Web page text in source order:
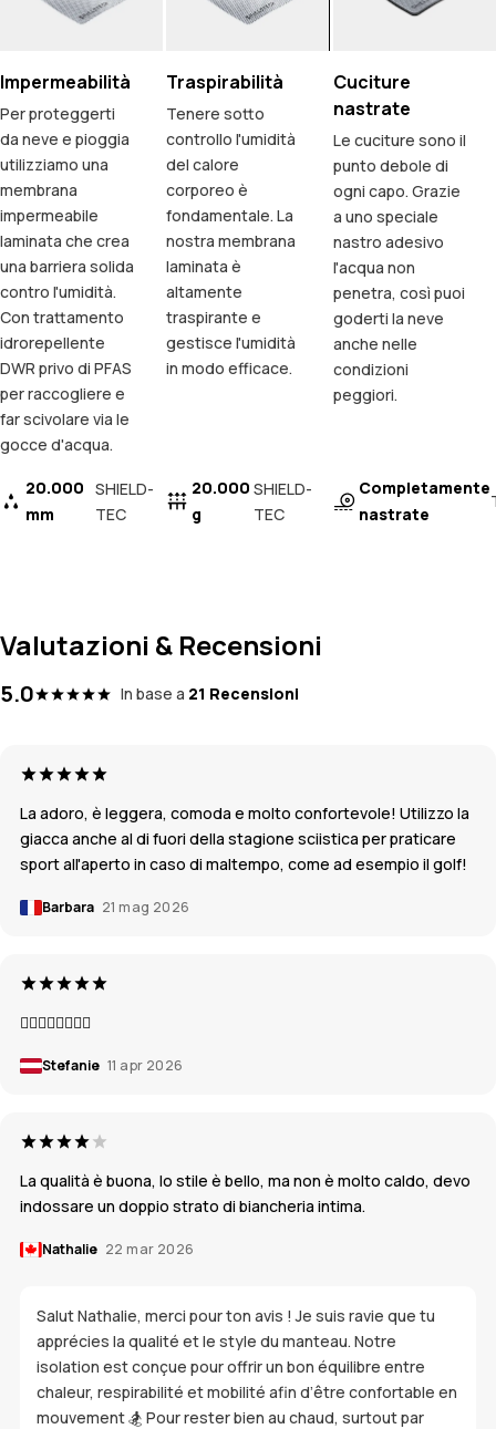
Impermeabilità
Per proteggerti
da neve e pioggia
utilizziamo una
membrana
impermeabile
laminata che crea
una barriera solida
contro l'umidità.
Con trattamento
idrorepellente
DWR privo di PFAS
per raccogliere e
far scivolare via le
gocce d'acqua.
20.000
mm
SHIELD-
TEC
Traspirabilità
Tenere sotto
controllo l'umidità
del calore
corporeo è
fondamentale. La
nostra membrana
laminata è
altamente
traspirante e
gestisce l'umidità
in modo efficace.
20.000
g
SHIELD-
TEC
Cuciture
nastrate
Le cuciture sono il
punto debole di
ogni capo. Grazie
a uno speciale
nastro adesivo
l'acqua non
penetra, così puoi
goderti la neve
anche nelle
condizioni
peggiori.
Completamente
nastrate
Valutazioni & Recensioni
5.0 In base a 21 Recensioni
La adoro, è leggera, comoda e molto confortevole! Utilizzo la
giacca anche al di fuori della stagione sciistica per praticare
sport all'aperto in caso di maltempo, come ad esempio il golf!
Barbara 21 mag 2026
👍🏼👍🏼👍🏼👍🏼
Stefanie 11 apr 2026
La qualità è buona, lo stile è bello, ma non è molto caldo, devo
indossare un doppio strato di biancheria intima.
Nathalie 22 mar 2026
Salut Nathalie, merci pour ton avis ! Je suis ravie que tu
apprécies la qualité et le style du manteau. Notre
isolation est conçue pour offrir un bon équilibre entre
chaleur, respirabilité et mobilité afin d’être confortable en
mouvement 🏂 Pour rester bien au chaud, surtout par